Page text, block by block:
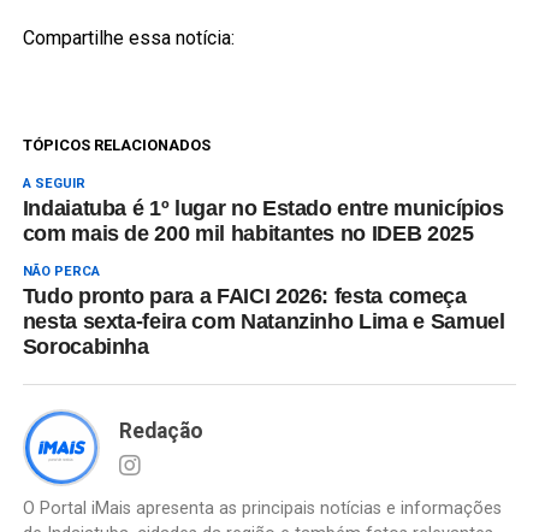
Compartilhe essa notícia:
TÓPICOS RELACIONADOS
A SEGUIR
Indaiatuba é 1º lugar no Estado entre municípios
com mais de 200 mil habitantes no IDEB 2025
NÃO PERCA
Tudo pronto para a FAICI 2026: festa começa
nesta sexta-feira com Natanzinho Lima e Samuel
Sorocabinha
Redação
O Portal iMais apresenta as principais notícias e informações